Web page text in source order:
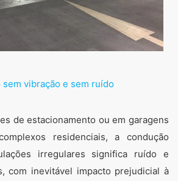
vibração e sem ruído
de estacionamento ou em garagens
residenciais, a condução
irregulares significa ruído e
com inevitável impacto prejudicial à